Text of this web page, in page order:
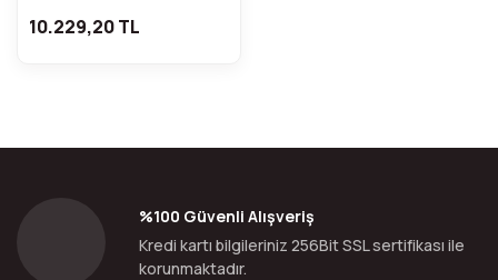
10.229,20 TL
%100 Güvenli Alışveriş
Kredi kartı bilgileriniz 256Bit SSL sertifikası ile
korunmaktadır.